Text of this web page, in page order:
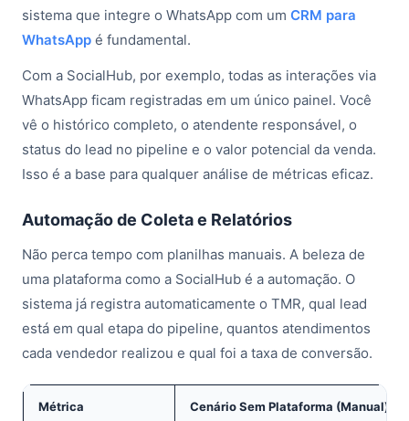
sistema que integre o WhatsApp com um CRM para
WhatsApp é fundamental.
Com a SocialHub, por exemplo, todas as interações via
WhatsApp ficam registradas em um único painel. Você
vê o histórico completo, o atendente responsável, o
status do lead no pipeline e o valor potencial da venda.
Isso é a base para qualquer análise de métricas eficaz.
Automação de Coleta e Relatórios
Não perca tempo com planilhas manuais. A beleza de
uma plataforma como a SocialHub é a automação. O
sistema já registra automaticamente o TMR, qual lead
está em qual etapa do pipeline, quantos atendimentos
cada vendedor realizou e qual foi a taxa de conversão.
Métrica Cenário Sem Plataforma (Manual)